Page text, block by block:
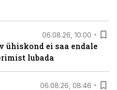
06.08.26, 10:00
ühiskond ei saa endale
lubada
06.08.26, 08:46